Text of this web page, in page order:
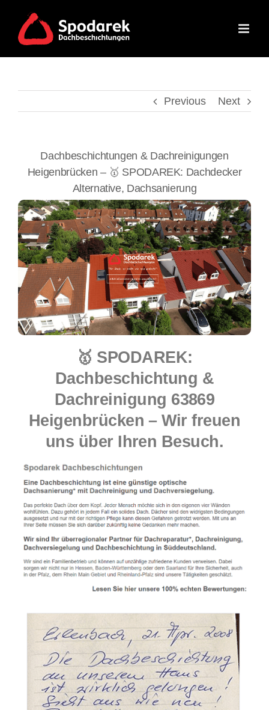
content
Previous Next
Dachbeschichtungen & Dachreinigungen
Heigenbrücken – 🥇 SPODAREK: Dachdecker
Alternative, Dachsanierung
🥇 SPODAREK:
Dachbeschichtung &
Dachreinigung 63869
Heigenbrücken – Wir freuen
uns über Ihren Besuch.